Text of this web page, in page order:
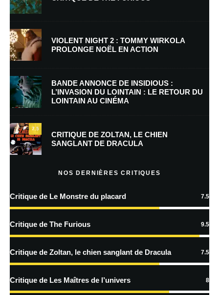
Nom*
E-mail *
Enregistrer mon nom, mon e-mail et mon site dans le navigateur pour
mon prochain commentaire.
Prévenez-moi de tous les nouveaux commentaires par e-mail.
Prévenez-moi de tous les nouveaux articles par e-mail.
En savoir
traitées
VIOLENT NIGHT 2 : TOMMY WIRKOLA
PROLONGE NOËL EN ACTION
BANDE ANNONCE DE INSIDIOUS :
L’INVASION DU LOINTAIN : LE RETOUR DU
LOINTAIN AU CINÉMA
7.5
CRITIQUE DE ZOLTAN, LE CHIEN
SANGLANT DE DRACULA
NOS DERNIÈRES CRITIQUES
Critique de Le Monstre du placard 7.5
Critique de The Furious 9.5
Critique de Zoltan, le chien sanglant de Dracula 7.5
Critique de Les Maîtres de l’univers 8